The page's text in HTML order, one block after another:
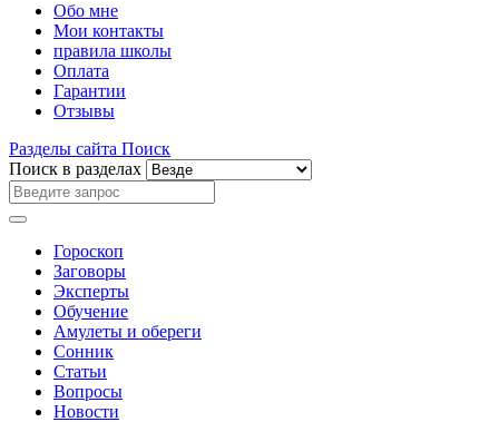
Обо мне
Мои контакты
правила школы
Оплата
Гарантии
Отзывы
Разделы сайта Поиск
Поиск в разделах
Гороскоп
Заговоры
Эксперты
Обучение
Амулеты и обереги
Сонник
Статьи
Вопросы
Новости